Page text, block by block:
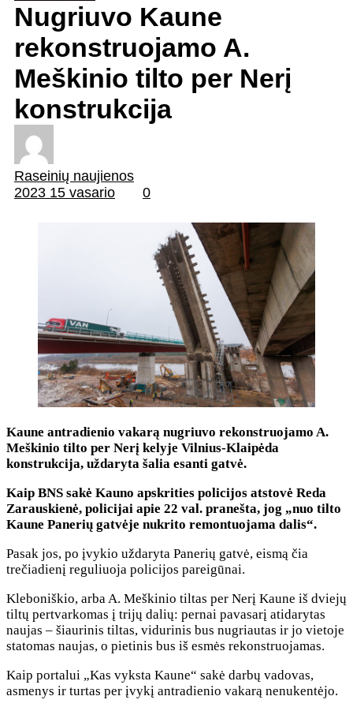
Nugriuvo Kaune
rekonstruojamo A.
Meškinio tilto per Nerį
konstrukcija
Raseinių naujienos
2023 15 vasario
0
Kaune antradienio vakarą nugriuvo rekonstruojamo A.
Meškinio tilto per Nerį kelyje Vilnius-Klaipėda
konstrukcija, uždaryta šalia esanti gatvė.
Kaip BNS sakė Kauno apskrities policijos atstovė Reda
Zarauskienė, policijai apie 22 val. pranešta, jog „nuo tilto
Kaune Panerių gatvėje nukrito remontuojama dalis“.
Pasak jos, po įvykio uždaryta Panerių gatvė, eismą čia
trečiadienį reguliuoja policijos pareigūnai.
Kleboniškio, arba A. Meškinio tiltas per Nerį Kaune iš dviejų
tiltų pertvarkomas į trijų dalių: pernai pavasarį atidarytas
naujas – šiaurinis tiltas, vidurinis bus nugriautas ir jo vietoje
statomas naujas, o pietinis bus iš esmės rekonstruojamas.
Kaip portalui „Kas vyksta Kaune“ sakė darbų vadovas,
asmenys ir turtas per įvykį antradienio vakarą nenukentėjo.